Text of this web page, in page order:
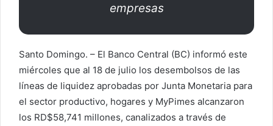
empresas
Santo Domingo. – El Banco Central (BC) informó este
miércoles que al 18 de julio los desembolsos de las
líneas de liquidez aprobadas por Junta Monetaria para
el sector productivo, hogares y MyPimes alcanzaron
los RD$58,741 millones, canalizados a través de